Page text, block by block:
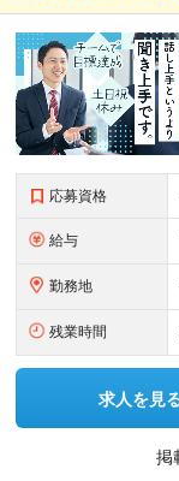
応募資格
給与
勤務地
残業時間
求人を見
掲